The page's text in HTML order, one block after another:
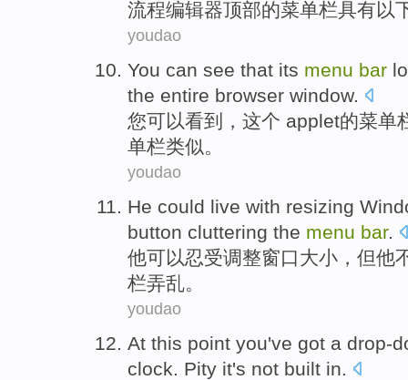
流程编辑器顶部的菜单栏具有以
youdao
You can see that its menu bar
the entire browser window.
您可以看到 ， 这个 applet的菜单
单栏类似。
youdao
He could live with resizing
button cluttering the menu bar.
他可以忍受调整窗口大小， 但他
栏弄乱。
youdao
At this point you've got a drop-
clock. Pity it's not built in.